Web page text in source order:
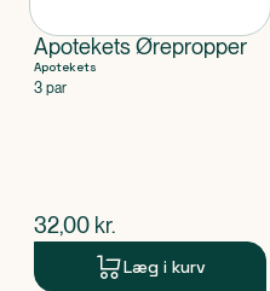
Apotekets Ørepropper
Apotekets
3 par
$nuværende pris
32,00 kr.
Læg i kurv